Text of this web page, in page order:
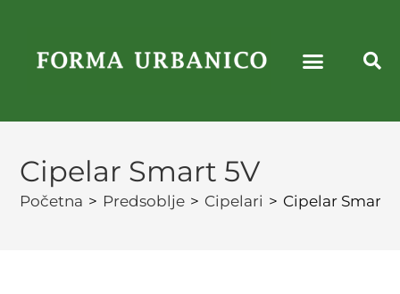
Cipelar Smart 5V
Početna > Predsoblje > Cipelari > Cipelar Smart